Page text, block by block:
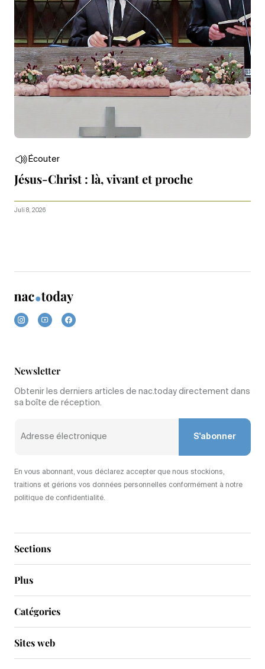
Écouter
Jésus-Christ : là, vivant et proche
Juli 8, 2026
Sections
Plus
Newsletter
Obtenir les derniers articles de nac.today directement dans
sa boîte de réception.
S'abonner
En vous abonnant, vous déclarez accepter que nous stockions,
traitions et gérions vos données personnelles conformément à notre
politique de confidentialité.
Catégories
Sites web